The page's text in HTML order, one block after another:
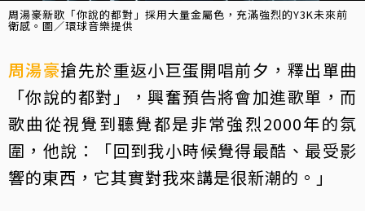
周湯豪新歌「你說的都對」採用大量金屬色，充滿強烈的Y3K未來前
衛感。圖／環球音樂提供
周湯豪搶先於重返小巨蛋開唱前夕，釋出單曲
「你說的都對」，興奮預告將會加進歌單，而
歌曲從視覺到聽覺都是非常強烈2000年的氛
圍，他說：「回到我小時候覺得最酷、最受影
響的東西，它其實對我來講是很新潮的。」